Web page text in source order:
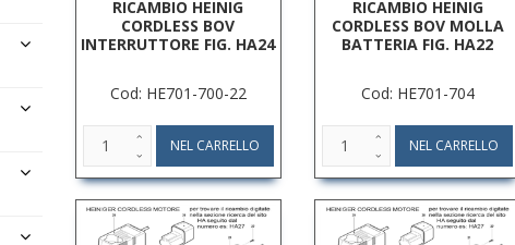
RICAMBIO HEINIG
CORDLESS BOV
INTERRUTTORE FIG. HA24
Cod: HE701-700-22
RICAMBIO HEINIG
CORDLESS BOV MOLLA
BATTERIA FIG. HA22
Cod: HE701-704